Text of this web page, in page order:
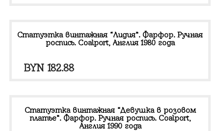
Статуэтка винтажная “Лидия”. Фарфор. Ручная
роспись. Coalport, Англия 1980 года
BYN 182.88
Статуэтка винтажная “Девушка в розовом
платье”. Фарфор. Ручная роспись. Coalport,
Англия 1990 года